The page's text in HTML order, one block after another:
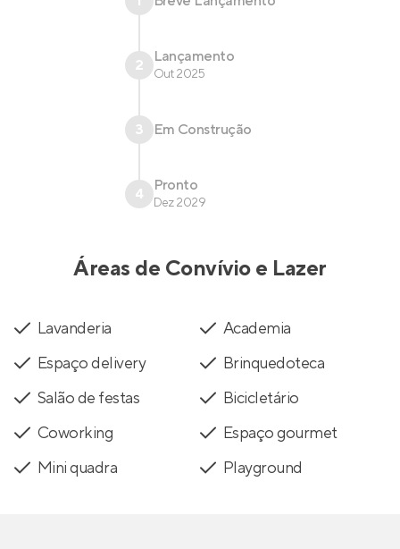
2 Lançamento
Out 2025
3 Em Construção
4 Pronto
Dez 2029
Áreas de Convívio e Lazer
Lavanderia
Academia
Espaço delivery
Brinquedoteca
Salão de festas
Bicicletário
Coworking
Espaço gourmet
Mini quadra
Playground